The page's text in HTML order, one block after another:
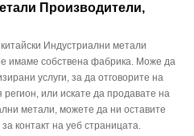
Производители,
Индустриални метали
имаме собствена фабрика. Може да
услуги, за да отговорите на
или искате да продавате на
метали, можете да ни оставите
контакт на уеб страницата.